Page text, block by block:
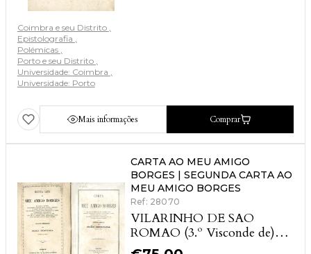
Coimbra e seu Distrito
Epistolografia
Polémicas
Porto e seu Distrito
Universidade: Coimbra
Universidade: Porto
Mais informações Comprar
CARTA AO MEU AMIGO
BORGES | SEGUNDA CARTA AO
MEU AMIGO BORGES
Ref: 28070
VILARINHO DE SAO
ROMAO (3.º Visconde de)
[GIRAO (Luiz Ferreira]